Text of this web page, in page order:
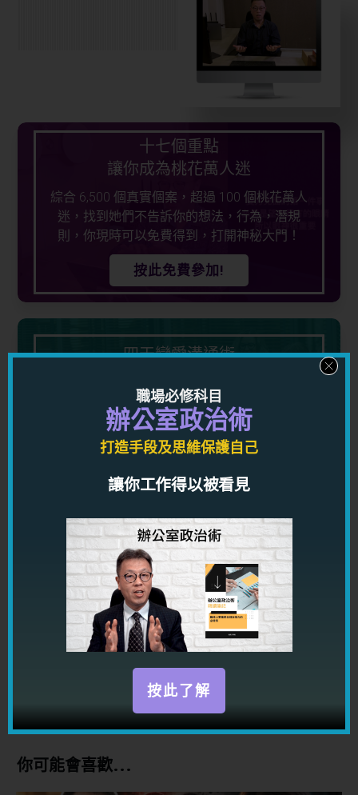
十七個重點
讓你成為桃花萬人迷
綜合 6,500 個真實個案，超過 100 個桃花萬人
迷，找到她們不告訴你的想法，行為，潛規
則，你現時可以免費得到，打開神秘大門！
按此免費參加!
四天戀愛溝通術
控制對方不由自主
做任何你想他做的事情
立即免費參加!
五天看穿男人心
了解男人心理，知道男人想法，對你的感情有莫大益
立即免費參加!
你可能會喜歡...
職場必修科目
辦公室政治術
打造手段及思維保護自己
讓你工作得以被看見
按此了解